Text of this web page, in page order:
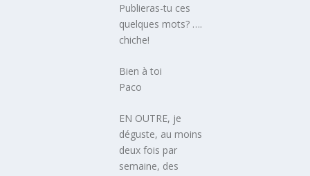
Publieras-tu ces
quelques mots? ….
chiche!
Bien à toi
Paco
EN OUTRE, je
déguste, au moins
deux fois par
semaine, des